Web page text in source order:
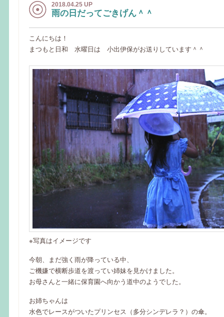
2018.04.25 UP
雨の日だってごきげん＾＾
こんにちは！
まつもと日和 水曜日は 小出伊保がお送りしています＾＾
※写真はイメージです
今朝、まだ強く雨が降っている中、
ご機嫌で横断歩道を渡ってい姉妹を見かけました。
お母さんと一緒に保育園へ向かう道中のようでした。
お姉ちゃんは
水色でレースがついたプリンセス（多分シンデレラ？）の傘。